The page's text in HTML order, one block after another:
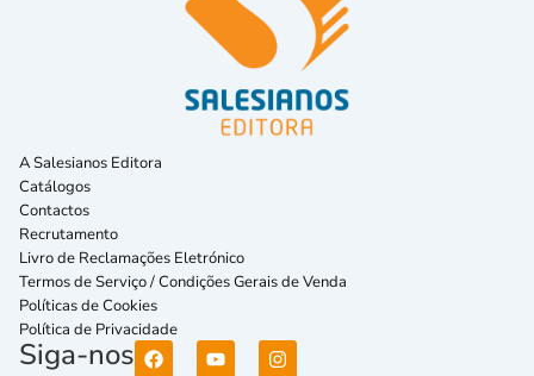
A Salesianos Editora
Catálogos
Contactos
Recrutamento
Livro de Reclamações Eletrónico
Termos de Serviço / Condições Gerais de Venda
Políticas de Cookies
Política de Privacidade
Siga-nos